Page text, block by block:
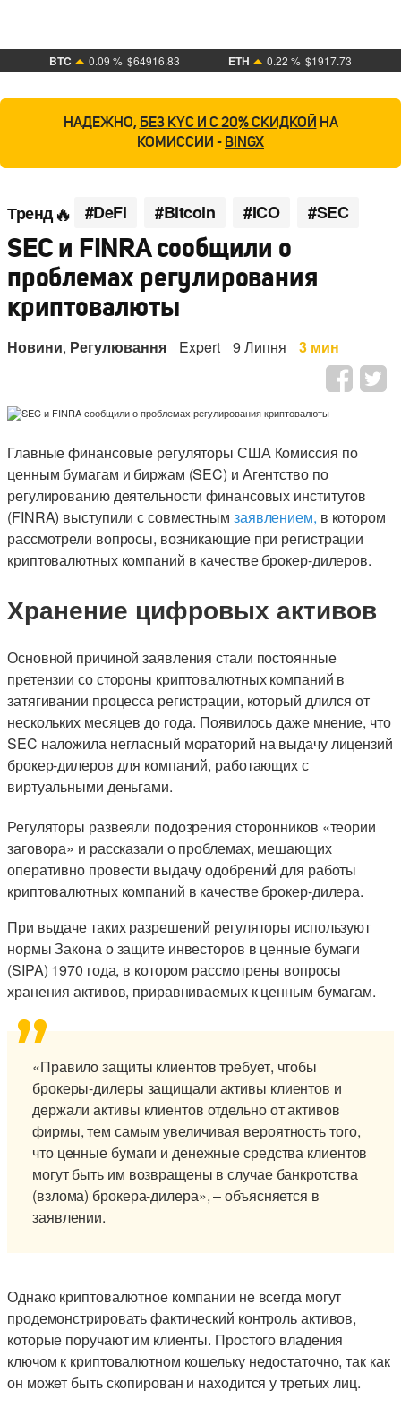
BTC 0.09 % $64916.83 ETH 0.22 % $1917.73
НАДЕЖНО, БЕЗ KYC И С 20% СКИДКОЙ НА
КОМИССИИ - BINGX
Тренд #DeFi #Bitcoin #ICO #SEC
SEC и FINRA сообщили о
проблемах регулирования
криптовалюты
Новини, Регулювання Expert 9 Липня 3 мин
Главные финансовые регуляторы США Комиссия по
ценным бумагам и биржам (SEC) и Агентство по
регулированию деятельности финансовых институтов
(FINRA) выступили с совместным заявлением, в котором
рассмотрели вопросы, возникающие при регистрации
криптовалютных компаний в качестве брокер-дилеров.
Хранение цифровых активов
Основной причиной заявления стали постоянные
претензии со стороны криптовалютных компаний в
затягивании процесса регистрации, который длился от
нескольких месяцев до года. Появилось даже мнение, что
SEC наложила негласный мораторий на выдачу лицензий
брокер-дилеров для компаний, работающих с
виртуальными деньгами.
Регуляторы развеяли подозрения сторонников «теории
заговора» и рассказали о проблемах, мешающих
оперативно провести выдачу одобрений для работы
криптовалютных компаний в качестве брокер-дилера.
При выдаче таких разрешений регуляторы используют
нормы Закона о защите инвесторов в ценные бумаги
(SIPA) 1970 года, в котором рассмотрены вопросы
хранения активов, приравниваемых к ценным бумагам.
«Правило защиты клиентов требует, чтобы
брокеры-дилеры защищали активы клиентов и
держали активы клиентов отдельно от активов
фирмы, тем самым увеличивая вероятность того,
что ценные бумаги и денежные средства клиентов
могут быть им возвращены в случае банкротства
(взлома) брокера-дилера», – объясняется в
заявлении.
Однако криптовалютное компании не всегда могут
продемонстрировать фактический контроль активов,
которые поручают им клиенты. Простого владения
ключом к криптовалютном кошельку недостаточно, так как
он может быть скопирован и находится у третьих лиц.